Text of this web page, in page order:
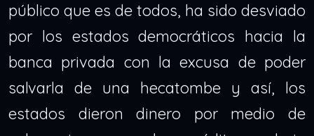
público que es de todos, ha sido desviado
por los estados democráticos hacia la
banca privada con la excusa de poder
salvarla de una hecatombe y así, los
estados dieron dinero por medio de